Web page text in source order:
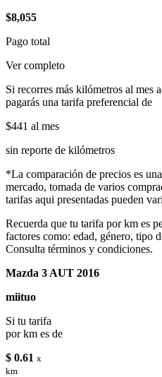
$8,055
Pago total
Ver completo
Si recorres más kilómetros al mes
pagarás una tarifa preferencial de
$441 al mes
sin reporte de kilómetros
*La comparación de precios es
mercado, tomada de varios
tarifas aqui presentadas pueden
Recuerda que tu tarifa por km es
factores como: edad, género, tipo
Consulta términos y condiciones.
Mazda 3 AUT 2016
miituo
Si tu tarifa
por km es de
$ 0.61 x
km